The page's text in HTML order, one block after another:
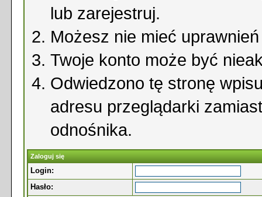
lub zarejestruj.
Możesz nie mieć
Twoje konto może być
Odwiedzono tę stronę
adresu przeglądarki
odnośnika.
Zaloguj się
Login:
Hasło: